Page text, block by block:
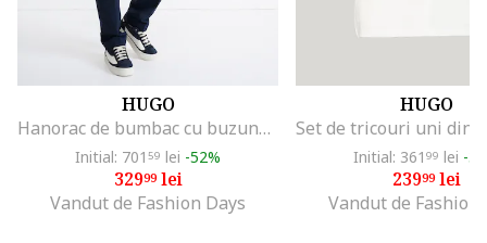
HUGO
Hanorac de bumbac cu buzunar kangaroo Ditchie, Bleumarin
Initial: 701 59 lei -52%
32999lei
Vandut de Fashion Days
HUGO
Initial: 361 99 lei -
23999lei
Vandut de Fashion